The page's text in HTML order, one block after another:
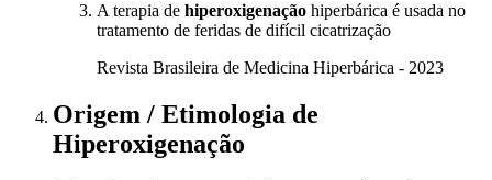
A terapia de hiperoxigenação hiperbárica é usada no
tratamento de feridas de difícil cicatrização
Revista Brasileira de Medicina Hiperbárica - 2023
Origem / Etimologia de
Hiperoxigenação